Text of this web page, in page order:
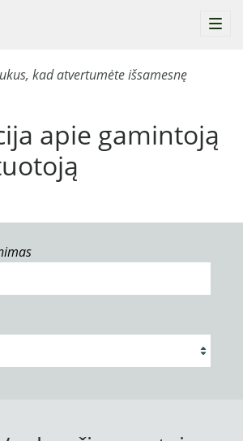
apie gamintoją
kad atvertumėte išsamesnę